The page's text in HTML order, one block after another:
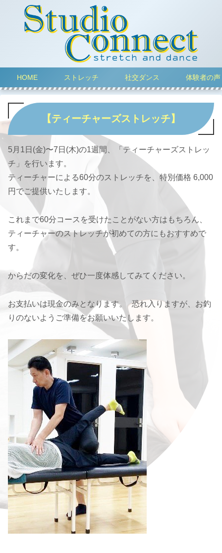
HOME ストレッチ 社交ダンス 体験者の声
【ティーチャーズストレッチ】
5月1日(金)〜7日(木)の1週間、「ティーチャーズストレッ
チ」を行います。
ティーチャーによる60分のストレッチを、特別価格 6,000
円でご提供いたします。
これまで60分コースを受けたことがない方はもちろん、
ティーチャーのストレッチが初めての方にもおすすめで
す。
からだの変化を、ぜひ一度体感してみてください。
お支払いは現金のみとなります。 恐れ入りますが、お釣
りのないようご準備をお願いいたします。